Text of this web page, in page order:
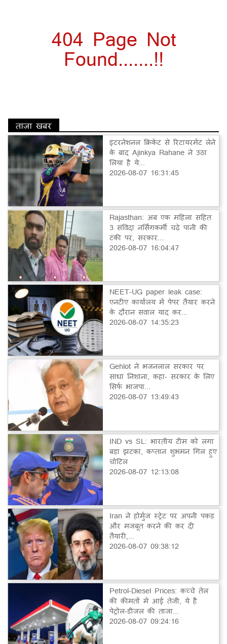
404 Page Not
Found.......!!
ताज़ा खबर
इंटरनेशनल क्रिकेट से रिटायरमेंट लेने
के बाद Ajinkya Rahane ने उठा
लिया है ये...
2026-08-07 16:31:45
Rajasthan: अब एक महिला सहित
3 संविदा नर्सिंगकर्मी चढ़े पानी की
टंकी पर, सरकार...
2026-08-07 16:04:47
NEET-UG paper leak case:
एनटीए कार्यालय में पेपर तैयार करने
के दौरान सवाल याद कर...
2026-08-07 14:35:23
Gehlot ने भजनलाल सरकार पर
साधा निशाना, कहा- सरकार के लिए
सिर्फ भाजपा...
2026-08-07 13:49:43
IND vs SL: भारतीय टीम को लगा
बड़ा झटका, कप्तान शुभमन गिल हुए
चोटिल
2026-08-07 12:13:08
Iran ने होर्मुज स्ट्रेट पर अपनी पकड़
और मजबूत करने की कर दी
तैयारी,...
2026-08-07 09:38:12
Petrol-Diesel Prices: कच्चे तेल
की कीमतों में आई तेजी, ये है
पेट्रोल-डीजल की ताजा...
2026-08-07 09:24:16